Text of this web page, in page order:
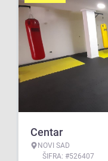
Centar
NOVI SAD
ŠIFRA: #526407